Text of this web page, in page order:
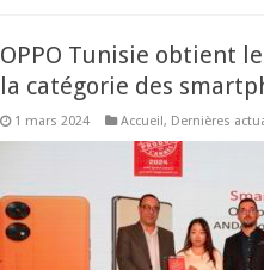
OPPO Tunisie obtient
la catégorie des
1 mars 2024 Accueil , Dernières